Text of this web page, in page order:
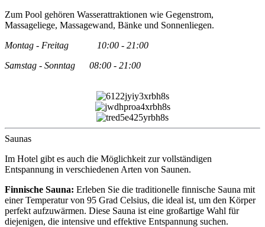
Zum Pool gehören Wasserattraktionen wie Gegenstrom,
Massageliege, Massagewand, Bänke und Sonnenliegen.
Montag - Freitag 10:00 - 21:00
Samstag - Sonntag 08:00 - 21:00
Saunas
Im Hotel gibt es auch die Möglichkeit zur vollständigen
Entspannung in verschiedenen Arten von Saunen.
Finnische Sauna: Erleben Sie die traditionelle finnische Sauna mit
einer Temperatur von 95 Grad Celsius, die ideal ist, um den Körper
perfekt aufzuwärmen. Diese Sauna ist eine großartige Wahl für
diejenigen, die intensive und effektive Entspannung suchen.